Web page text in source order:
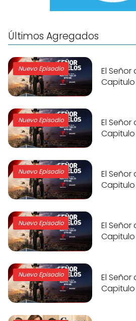
Últimos Agregados
Nuevo Episodio
El Señor
Nuevo Episodio
El Señor
Capitulo
Nuevo Episodio
El Señor
Capitulo
Nuevo Episodio
El Señor
Capitulo
Nuevo Episodio
El Señor
Capitulo